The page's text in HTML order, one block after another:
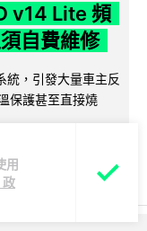
用
v14 Lite 頻
自費維修
統，引發大量車主反
保護甚至直接燒